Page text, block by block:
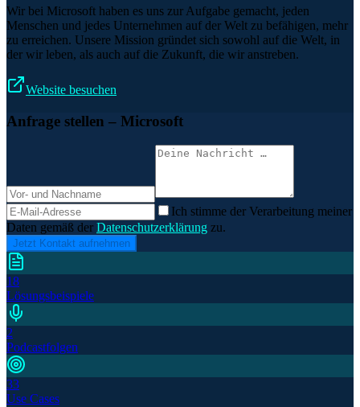
Wir bei Microsoft haben es uns zur Aufgabe gemacht, jeden
Menschen und jedes Unternehmen auf der Welt zu befähigen, mehr
zu erreichen. Unsere Mission gründet sich sowohl auf die Welt, in
der wir leben, als auch auf die Zukunft, die wir anstreben.
Website besuchen
Anfrage stellen – Microsoft
Ich stimme der Verarbeitung meiner
Daten gemäß der Datenschutzerklärung zu.
Jetzt Kontakt aufnehmen
18
Lösungsbeispiele
2
Podcastfolgen
33
Use Cases